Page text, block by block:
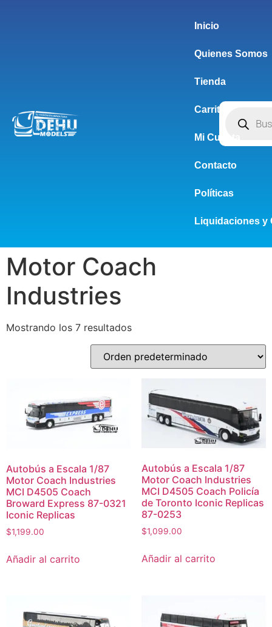
Inicio
Quienes Somos
Tienda
Carrito
Mi Cuenta
Contacto
Políticas
Liquidaciones y
Motor Coach
Industries
Mostrando los 7 resultados
Autobús a Escala 1/87
Motor Coach Industries
MCI D4505 Coach
Broward Express 87-0321
Iconic Replicas
$1,199.00
Añadir al carrito
Autobús a Escala 1/87
Motor Coach Industries
MCI D4505 Coach Policía
de Toronto Iconic Replicas
87-0253
$1,099.00
Añadir al carrito